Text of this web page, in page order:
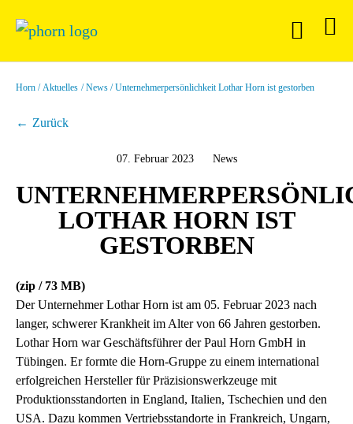
Horn Aktuelles News Unternehmerpersönlichkeit Lothar Horn ist gestorben
Zurück
07. Februar 2023 News
LOTHAR HORN IST
GESTORBEN
(zip / 73 MB)
Der Unternehmer Lothar Horn ist am 05. Februar 2023 nach
langer, schwerer Krankheit im Alter von 66 Jahren gestorben.
Lothar Horn war Geschäftsführer der Paul Horn GmbH in
Tübingen. Er formte die Horn-Gruppe zu einem international
erfolgreichen Hersteller für Präzisionswerkzeuge mit
Produktionsstandorten in England, Italien, Tschechien und den
USA. Dazu kommen Vertriebsstandorte in Frankreich, Ungarn,